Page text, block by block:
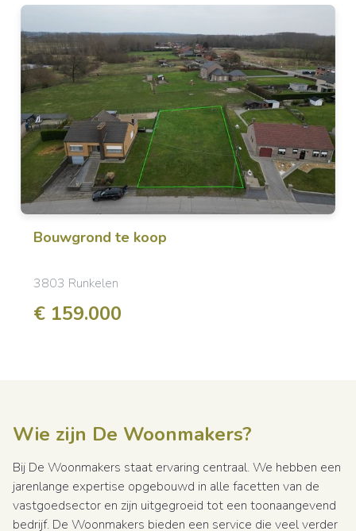
Bouwgrond te koop
3803 Runkelen
€ 159.000
Wie zijn De Woonmakers?
Bij De Woonmakers staat ervaring centraal. We hebben een
jarenlange expertise opgebouwd in alle facetten van de
vastgoedsector en zijn uitgegroeid tot een toonaangevend
bedrijf. De Woonmakers bieden een service die veel verder